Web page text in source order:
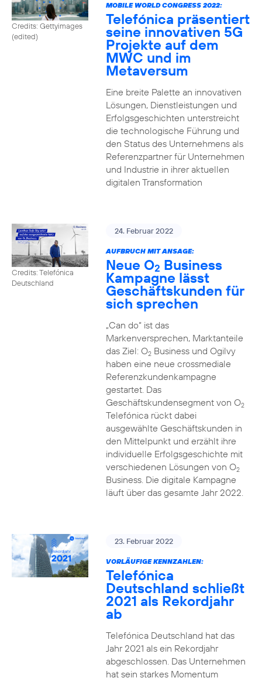
Credits: Gettyimages
(edited)
MOBILE WORLD CONGRESS 2022:
Telefónica präsentiert
seine innovativen 5G
Projekte auf dem
MWC und im
Metaversum
Eine breite Palette an innovativen
Lösungen, Dienstleistungen und
Erfolgsgeschichten unterstreicht
die technologische Führung und
den Status des Unternehmens als
Referenzpartner für Unternehmen
und Industrie in ihrer aktuellen
digitalen Transformation
Credits: Telefónica
Deutschland
24. Februar 2022
AUFBRUCH MIT ANSAGE:
Neue O2 Business
Kampagne lässt
Geschäftskunden für
sich sprechen
„Can do“ ist das
Markenversprechen, Marktanteile
das Ziel: O2Business und Ogilvy
haben eine neue crossmediale
Referenzkundenkampagne
gestartet. Das
Geschäftskundensegment von O2
Telefónica rückt dabei
ausgewählte Geschäftskunden in
den Mittelpunkt und erzählt ihre
individuelle Erfolgsgeschichte mit
verschiedenen Lösungen von O2
Business. Die digitale Kampagne
läuft über das gesamte Jahr 2022.
23. Februar 2022
VORLÄUFIGE KENNZAHLEN:
Telefónica
Deutschland schließt
2021 als Rekordjahr
ab
Telefónica Deutschland hat das
Jahr 2021 als ein Rekordjahr
abgeschlossen. Das Unternehmen
hat sein starkes Momentum